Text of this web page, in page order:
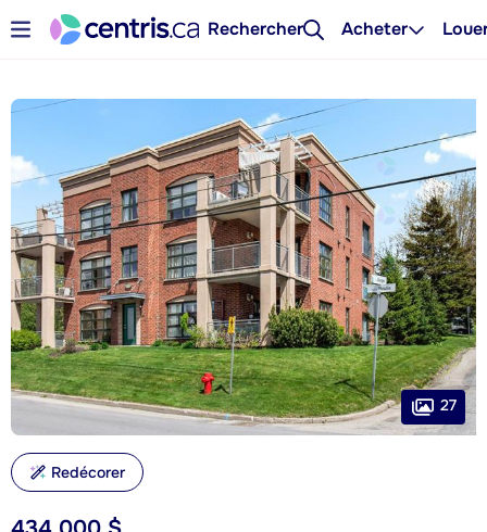
Rechercher Acheter
27
Redécorer